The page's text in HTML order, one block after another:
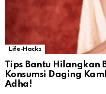
Life-Hacks
Tips Bantu Hilangkan
Konsumsi Daging
Adha!